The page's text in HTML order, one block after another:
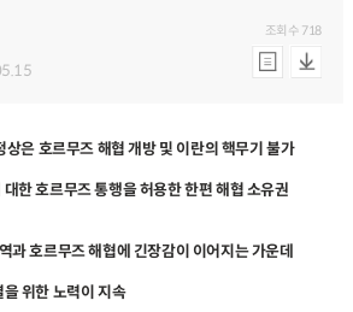
조회수 718
상은 호르무즈 해협 개방 및 이란의 핵무기 불가
한 호르무즈 통행을 허용한 한편 해협 소유권
과 호르무즈 해협에 긴장감이 이어지는 가운데
위한 노력이 지속